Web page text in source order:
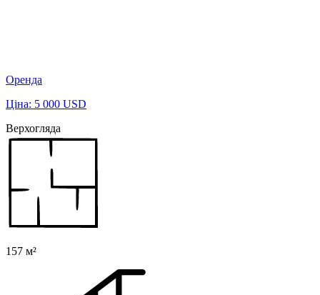
Оренда
Ціна: 5 000 USD
Верхогляда
157 м²